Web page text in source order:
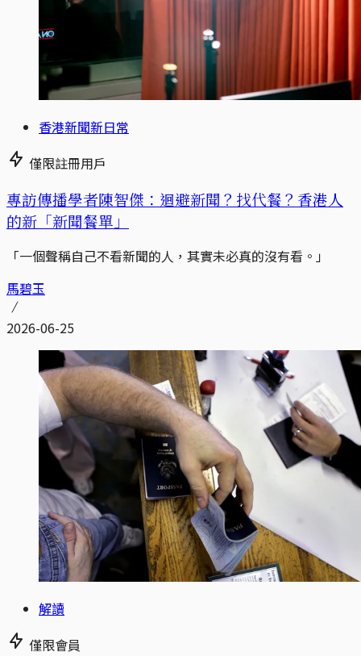
香港新聞新日常
僅限註冊用戶
專訪傳播學者陳智傑：迴避新聞？找代餐？香港人
的新「新聞餐單」
「一個聲稱自己不看新聞的人，其實未必真的沒有看。」
馬碧玉
2026-06-25
解讀
僅限會員